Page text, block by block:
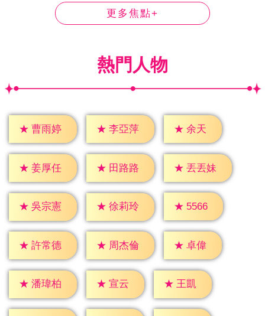
更多焦點+
熱門人物
★ 曹雨婷 ★ 李亞萍 ★ 余天
★ 姜厚任 ★ 田路路 ★ 丟丟妹
★ 吳宗憲 ★ 徐莉玲 ★ 5566
★ 許常德 ★ 周杰倫 ★ 卓偉
★ 潘瑋柏 ★ 宣云 ★ 王凱